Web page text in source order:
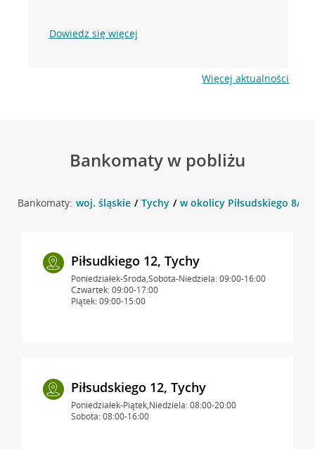
Dowiedz się więcej
Więcej aktualności
Bankomaty w pobliżu
Bankomaty: woj. śląskie Tychy w okolicy Piłsudskiego 8/b5
Piłsudkiego 12, Tychy
Poniedziałek-Środa,Sobota-Niedziela: 09:00-16:00
Czwartek: 09:00-17:00
Piątek: 09:00-15:00
Piłsudskiego 12, Tychy
Poniedziałek-Piątek,Niedziela: 08:00-20:00
Sobota: 08:00-16:00